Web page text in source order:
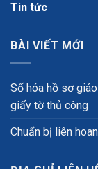
Tin tức
BÀI VIẾT MỚI
Số hóa hồ sơ
giấy tờ thủ công
Chuẩn bị liên